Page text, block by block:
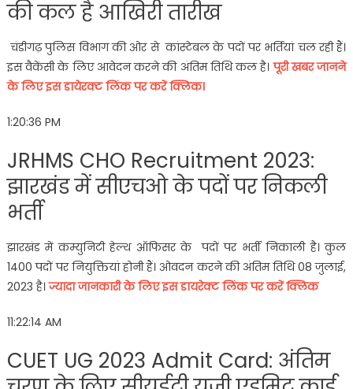
की कल है आखिरी तारीख
चंडीगढ़ पुलिस विभाग की ओर से कांस्टेबल के पदों पर भर्तियां चल रही हैं।
इस वैकेंसी के लिए आवेदन करने की अंतिम तिथि कल है।पूरी खबर जानने
के लिए इस डायेरक्ट लिंक पर करें क्लिक।
1:20:36 PM
JRHMS CHO Recruitment 2023:
झारखंड में सीएचओ के पदों पर निकली
भर्ती
झारखंड में कम्युनिटी हेल्थ ऑफिसर के पदों पर भर्ती निकाली है। कुल
1400 पदों पर नियुक्तियां होनी हैं। ओवदन करने की अंतिम तिथि 08 जुलाई,
2023 है।ज्यादा जानकारी के लिए इस डायरेक्ट लिंक पर करें क्लिक
11:22:14 AM
CUET UG 2023 Admit Card: अंतिम